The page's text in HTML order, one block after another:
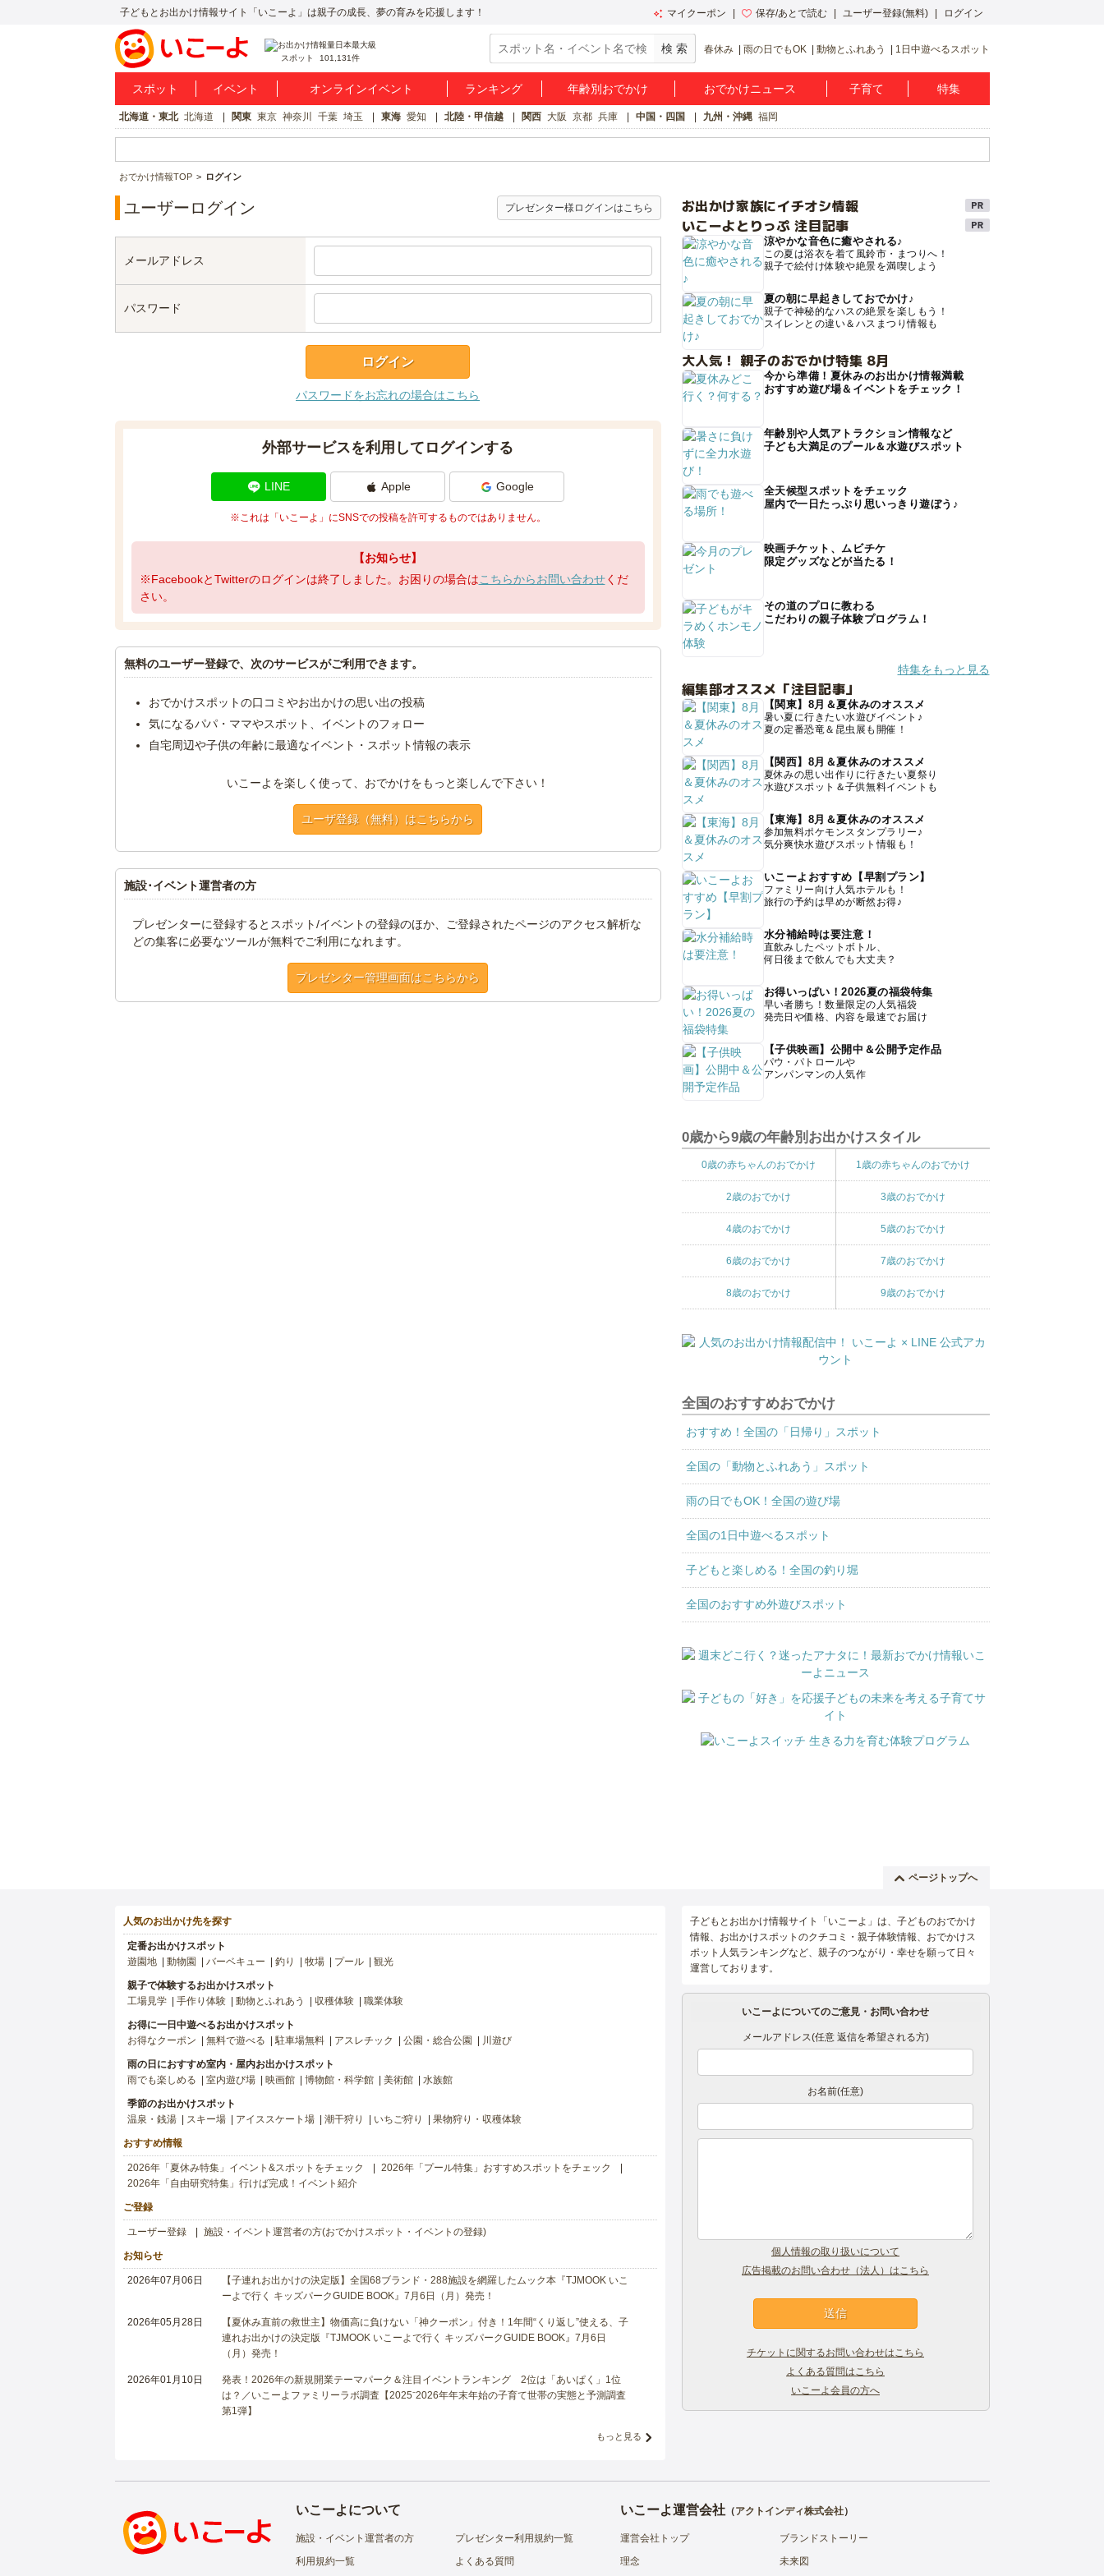
子どもとお出かけ情報サイト「いこーよ」は親子の成長、夢の育みを応援します！ マイクーポン 保存/あとで読む ユーザー登録(無料) ログイン
スポット 101,131件
春休み 雨の日でもOK 動物とふれあう 1日中遊べるスポット
スポット イベント オンラインイベント ランキング 年齢別おでかけ おでかけニュース 子育て 特集
北海道・東北 北海道 関東 東京 神奈川 千葉 埼玉 東海 愛知 北陸・甲信越 関西 大阪 京都 兵庫 中国・四国 九州・沖縄 福岡
おでかけ情報TOP ログイン
ユーザーログイン プレゼンター様ログインはこちら
メールアドレス
パスワード
パスワードをお忘れの場合はこちら
外部サービスを利用してログインする
LINE Apple Google
※これは「いこーよ」にSNSでの投稿を許可するものではありません。
【お知らせ】
※FacebookとTwitterのログインは終了しました。お困りの場合はこちらからお問い合わせくだ
さい。
無料のユーザー登録で、次のサービスがご利用できます。
おでかけスポットの口コミやお出かけの思い出の投稿
気になるパパ・ママやスポット、イベントのフォロー
自宅周辺や子供の年齢に最適なイベント・スポット情報の表示
いこーよを楽しく使って、おでかけをもっと楽しんで下さい！
ユーザ登録（無料）はこちらから
施設･イベント運営者の方
プレゼンターに登録するとスポット/イベントの登録のほか、ご登録されたページのアクセス解析な
どの集客に必要なツールが無料でご利用になれます。
プレゼンター管理画面はこちらから
お出かけ家族にイチオシ情報
いこーよとりっぷ 注目記事
涼やかな音色に癒やされる♪
この夏は浴衣を着て風鈴市・まつりへ！
親子で絵付け体験や絶景を満喫しよう
夏の朝に早起きしておでかけ♪
親子で神秘的なハスの絶景を楽しもう！
スイレンとの違い＆ハスまつり情報も
大人気！ 親子のおでかけ特集 8月
今から準備！夏休みのお出かけ情報満載
おすすめ遊び場＆イベントをチェック！
年齢別や人気アトラクション情報など
子ども大満足のプール＆水遊びスポット
全天候型スポットをチェック
屋内で一日たっぷり思いっきり遊ぼう♪
映画チケット、ムビチケ
限定グッズなどが当たる！
その道のプロに教わる
こだわりの親子体験プログラム！
特集をもっと見る
編集部オススメ「注目記事」
【関東】8月＆夏休みのオススメ
暑い夏に行きたい水遊びイベント♪
夏の定番恐竜＆昆虫展も開催！
【関西】8月＆夏休みのオススメ
夏休みの思い出作りに行きたい夏祭り
水遊びスポット＆子供無料イベントも
【東海】8月＆夏休みのオススメ
参加無料ポケモンスタンプラリー♪
気分爽快水遊びスポット情報も！
いこーよおすすめ【早割プラン】
ファミリー向け人気ホテルも！
旅行の予約は早めが断然お得♪
水分補給時は要注意！
直飲みしたペットボトル、
何日後まで飲んでも大丈夫？
お得いっぱい！2026夏の福袋特集
早い者勝ち！数量限定の人気福袋
発売日や価格、内容を最速でお届け
【子供映画】公開中＆公開予定作品
パウ・パトロールや
アンパンマンの人気作
0歳から9歳の年齢別お出かけスタイル
0歳の赤ちゃんのおでかけ 1歳の赤ちゃんのおでかけ
2歳のおでかけ 3歳のおでかけ
4歳のおでかけ 5歳のおでかけ
6歳のおでかけ 7歳のおでかけ
8歳のおでかけ 9歳のおでかけ
全国のおすすめおでかけ
おすすめ！全国の「日帰り」スポット
全国の「動物とふれあう」スポット
雨の日でもOK！全国の遊び場
全国の1日中遊べるスポット
子どもと楽しめる！全国の釣り堀
全国のおすすめ外遊びスポット
ページトップへ
人気のお出かけ先を探す
定番お出かけスポット
遊園地
動物園 バーベキュー 釣り 牧場 プール 観光
親子で体験するお出かけスポット
工場見学
手作り体験 動物とふれあう 収穫体験 職業体験
お得に一日中遊べるお出かけスポット
お得なクーポン
無料で遊べる 駐車場無料 アスレチック 公園・総合公園 川遊び
雨の日におすすめ室内・屋内お出かけスポット
雨でも楽しめる
室内遊び場 映画館 博物館・科学館 美術館 水族館
季節のお出かけスポット
温泉・銭湯
スキー場 アイススケート場 潮干狩り いちご狩り 果物狩り・収穫体験
おすすめ情報
2026年「夏休み特集」イベント&スポットをチェック
2026年「プール特集」おすすめスポットをチェック
2026年「自由研究特集」行けば完成！イベント紹介
ご登録
ユーザー登録 施設・イベント運営者の方(おでかけスポット・イベントの登録)
お知らせ
2026年07月06日
【子連れお出かけの決定版】全国68ブランド・288施設を網羅したムック本『TJMOOK いこ
ーよで行く キッズパークGUIDE BOOK』7月6日（月）発売！
2026年05月28日
【夏休み直前の救世主】物価高に負けない「神クーポン」付き！1年間“くり返し”使える、子
連れお出かけの決定版『TJMOOK いこーよで行く キッズパークGUIDE BOOK』7月6日
（月）発売！
2026年01月10日
発表！2026年の新規開業テーマパーク＆注目イベントランキング 2位は「あいぱく」1位
は？／いこーよファミリーラボ調査【2025⁻2026年年末年始の子育て世帯の実態と予測調査
第1弾】
もっと見る
子どもとお出かけ情報サイト「いこーよ」は、子どものおでかけ
情報、お出かけスポットのクチコミ・親子体験情報、おでかけス
ポット人気ランキングなど、親子のつながり・幸せを願って日々
運営しております。
いこーよについてのご意見・お問い合わせ
メールアドレス(任意 返信を希望される方)
お名前(任意)
個人情報の取り扱いについて
広告掲載のお問い合わせ（法人）はこちら
チケットに関するお問い合わせはこちら
よくある質問はこちら
いこーよ会員の方へ
いこーよについて
施設・イベント運営者の方
プレゼンター利用規約一覧
利用規約一覧
よくある質問
いこーよ運営会社（アクトインディ株式会社）
運営会社トップ
ブランドストーリー
理念
未来図